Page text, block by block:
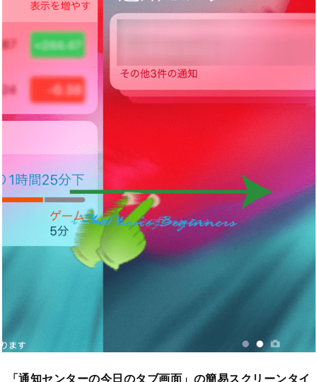
「通知センターの今日のタブ画面」の簡易スクリーンタイ